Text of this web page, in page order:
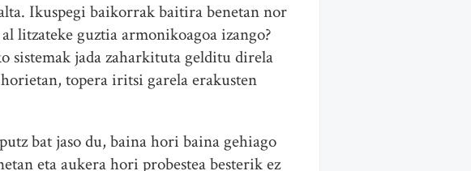
Ikuspegi baikorrak baitira benetan nor
litzateke guztia armonikoagoa izango?
sistemak jada zaharkituta gelditu direla
topera iritsi garela erakusten
bat jaso du, baina hori baina gehiago
eta aukera hori probestea besterik ez